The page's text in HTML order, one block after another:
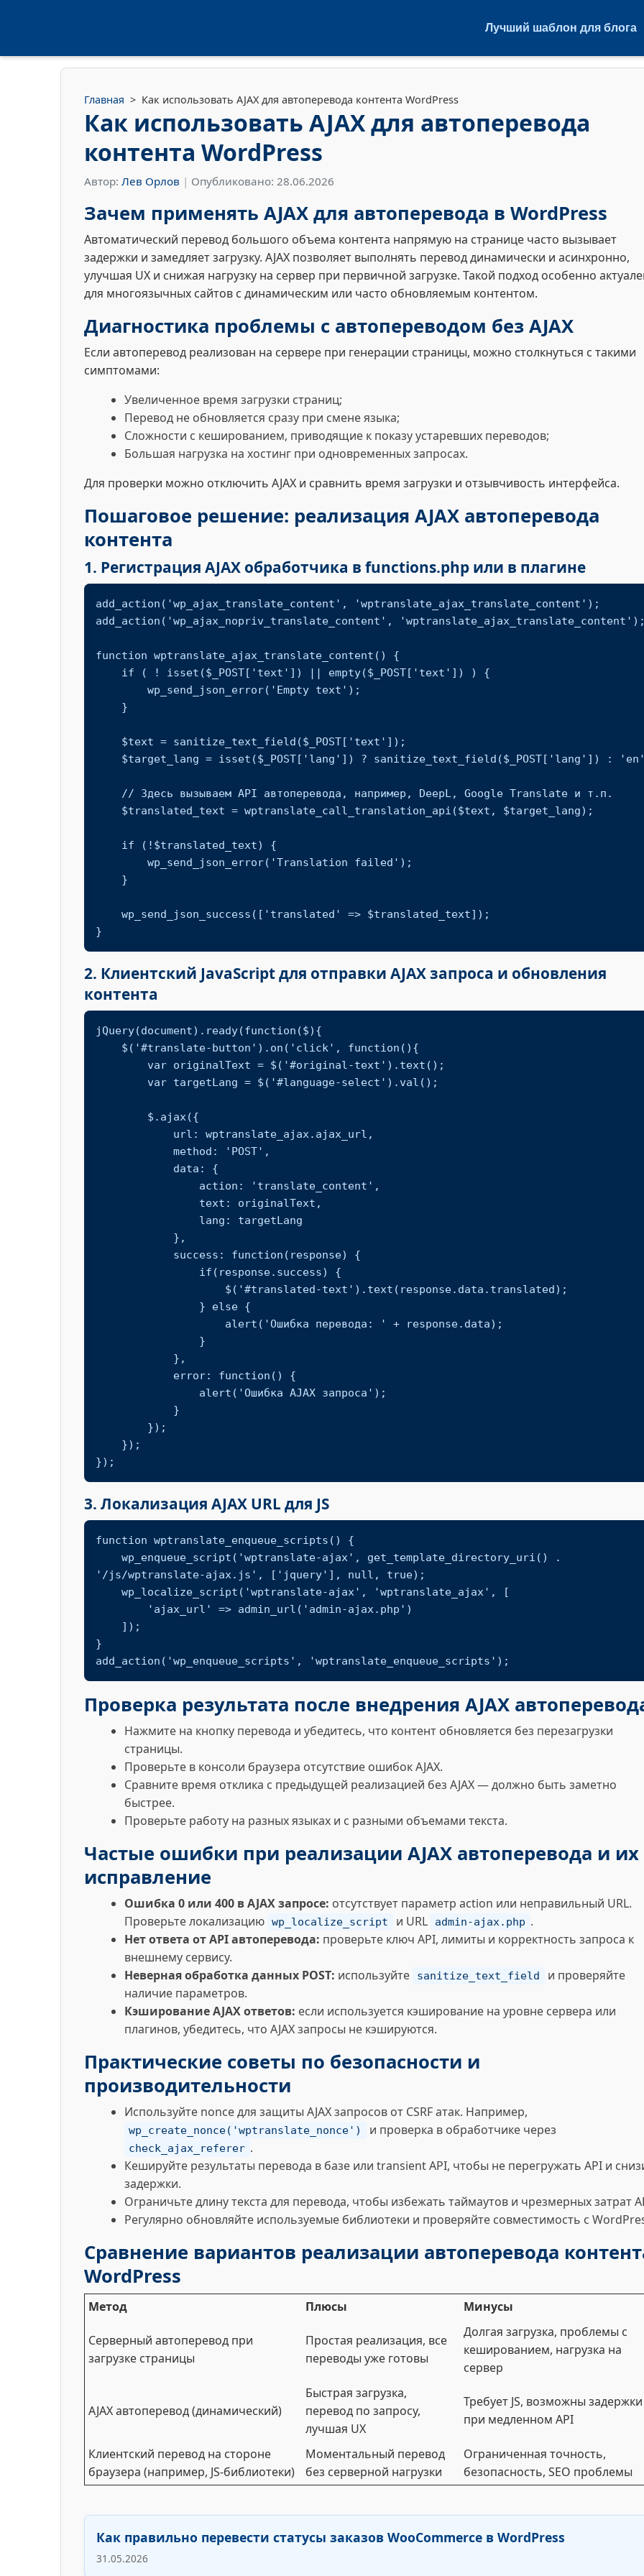
Лучший шаблон для блога
Главная > Как использовать AJAX для автоперевода контента WordPress
Как использовать AJAX для автоперевода
контента WordPress
Автор: Лев Орлов | Опубликовано: 28.06.2026
Зачем применять AJAX для автоперевода в WordPress
Автоматический перевод большого объема контента напрямую на странице часто вызывает
задержки и замедляет загрузку. AJAX позволяет выполнять перевод динамически и асинхронно,
улучшая UX и снижая нагрузку на сервер при первичной загрузке. Такой подход особенно
для многоязычных сайтов с динамическим или часто обновляемым контентом.
Диагностика проблемы с автопереводом без AJAX
Если автоперевод реализован на сервере при генерации страницы, можно столкнуться с такими
симптомами:
Увеличенное время загрузки страниц;
Перевод не обновляется сразу при смене языка;
Сложности с кешированием, приводящие к показу устаревших переводов;
Большая нагрузка на хостинг при одновременных запросах.
Для проверки можно отключить AJAX и сравнить время загрузки и отзывчивость интерфейса.
Пошаговое решение: реализация AJAX автоперевода
контента
1. Регистрация AJAX обработчика в functions.php или в плагине
add_action('wp_ajax_translate_content', 'wptranslate_ajax_translate_content');
add_action('wp_ajax_nopriv_translate_content',
function wptranslate_ajax_translate_content() {
}
2. Клиентский JavaScript для отправки AJAX запроса и обновления
контента
jQuery(document).ready(function($){
});
3. Локализация AJAX URL для JS
function wptranslate_enqueue_scripts() {
'/js/wptranslate-ajax.js', ['jquery'], null, true);
}
add_action('wp_enqueue_scripts', 'wptranslate_enqueue_scripts');
Проверка результата после внедрения AJAX
Нажмите на кнопку перевода и убедитесь, что контент обновляется без перезагрузки
страницы.
Проверьте в консоли браузера отсутствие ошибок AJAX.
Сравните время отклика с предыдущей реализацией без AJAX — должно быть заметно
быстрее.
Проверьте работу на разных языках и с разными объемами текста.
Частые ошибки при реализации AJAX автоперевода и их
исправление
Ошибка 0 или 400 в AJAX запросе: отсутствует параметр action или неправильный URL.
Проверьте локализацию wp_localize_script и URL admin-ajax.php .
Нет ответа от API автоперевода: проверьте ключ API, лимиты и корректность запроса к
внешнему сервису.
Неверная обработка данных POST: используйте sanitize_text_field
и проверяйте
наличие параметров.
Кэширование AJAX ответов: если используется кэширование на уровне сервера или
плагинов, убедитесь, что AJAX запросы не кэшируются.
Практические советы по безопасности и
производительности
Используйте nonce для защиты AJAX запросов от CSRF атак. Например,
wp_create_nonce('wptranslate_nonce') и проверка в обработчике через
check_ajax_referer .
Кешируйте результаты перевода в базе или transient API, чтобы не перегружать API и
задержки.
Ограничьте длину текста для перевода, чтобы избежать таймаутов и чрезмерных затрат
Регулярно обновляйте используемые библиотеки и проверяйте совместимость с
Сравнение вариантов реализации автоперевода
WordPress
Метод Плюсы Минусы
Серверный автоперевод при
загрузке страницы
Простая реализация, все
переводы уже готовы
Долгая загрузка, проблемы с
кешированием, нагрузка на
сервер
AJAX автоперевод (динамический)
Быстрая загрузка,
перевод по запросу,
лучшая UX
Требует JS, возможны задержки
при медленном API
Клиентский перевод на стороне
браузера (например, JS-библиотеки)
Моментальный перевод
без серверной нагрузки
Ограниченная точность,
безопасность, SEO проблемы
Как правильно перевести статусы заказов WooCommerce в WordPress
31.05.2026